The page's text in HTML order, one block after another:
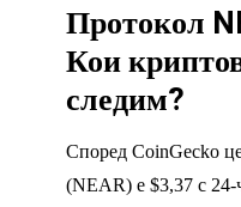
Протокол
Кои
следим?
Според CoinGecko
(NEAR) е $3,37 с 24-